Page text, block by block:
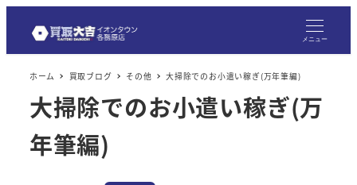
メニュー
ホーム 買取ブログ その他 大掃除でのお小遣い稼ぎ(万年筆編)
大掃除でのお小遣い稼ぎ(万
年筆編)